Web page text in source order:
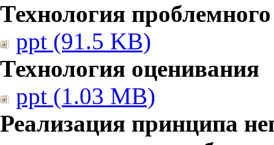
Технология
ppt (91.5 KB)
Технология оценивания
ppt (1.03 MB)
Реализация принципа